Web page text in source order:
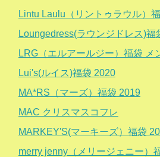
Lintu Laulu（リントゥラウル）
Loungedress(ラウンジドレス)福
LRG（エルアールジー）福袋 メ
Lui's(ルイス)福袋 2020
MA*RS（マーズ）福袋 2019
MAC クリスマスコフレ
MARKEY'S(マーキーズ）福袋
merry jenny（メリージェニー）